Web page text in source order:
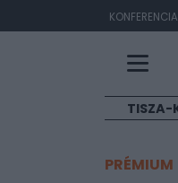
KONFERENCIA
TISZA-
PRÉMIUM